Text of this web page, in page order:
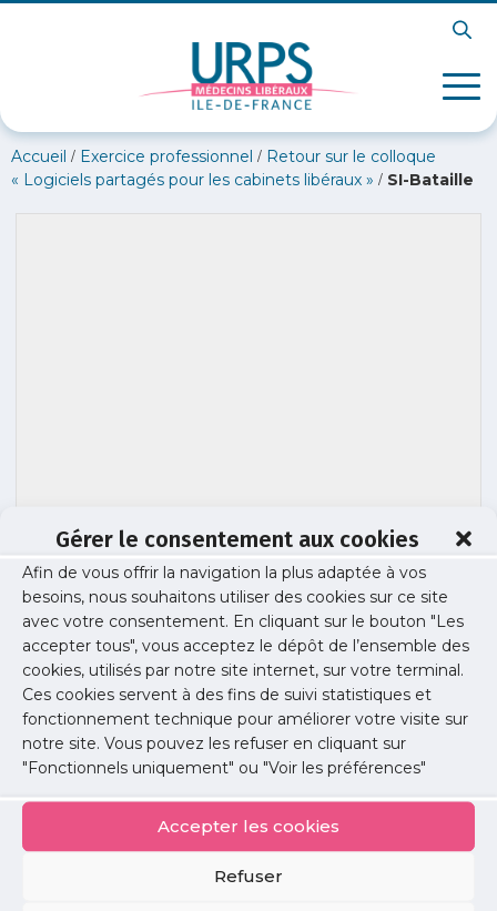
Gérer le consentement aux cookies
Afin de vous offrir la navigation la plus adaptée à vos
besoins, nous souhaitons utiliser des cookies sur ce site
avec votre consentement. En cliquant sur le bouton "Les
accepter tous", vous acceptez le dépôt de l’ensemble des
cookies, utilisés par notre site internet, sur votre terminal.
Ces cookies servent à des fins de suivi statistiques et
fonctionnement technique pour améliorer votre visite sur
notre site. Vous pouvez les refuser en cliquant sur
"Fonctionnels uniquement" ou "Voir les préférences"
Accepter les cookies
Refuser
Accueil / Exercice professionnel / Retour sur le colloque
« Logiciels partagés pour les cabinets libéraux » / SI-Bataille
SI-Bataille
Publié le : 25 octobre 2017
Partager cet article :